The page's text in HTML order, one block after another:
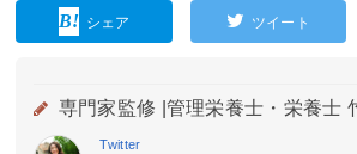
シェア ツイート
専門家監修 | 管理栄養士・栄養士
Twitter